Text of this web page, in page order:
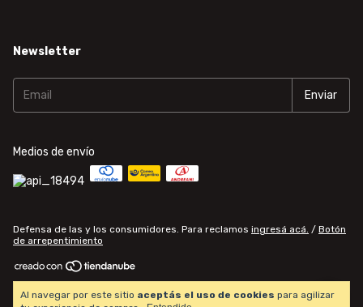
Al navegar por este sitio aceptás el uso de cookies para agilizar
Newsletter
Medios de envío
Defensa de las y los consumidores. Para reclamos ingresá acá. / Botón
de arrepentimiento
derechos reservados.